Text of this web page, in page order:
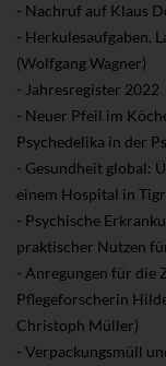
- Nachruf auf Klaus
- Herkulesaufgaben.
(Wolfgang Wagner)
- Jahresregister 2022
- Neuer Pfeil im
Psychedelika in der
- Gesundheit global:
einem Hospital in
- Psychische
praktischer Nutzen
- Anregungen für die
Pflegeforscherin
Christoph Müller)
- Verpackungsmüll